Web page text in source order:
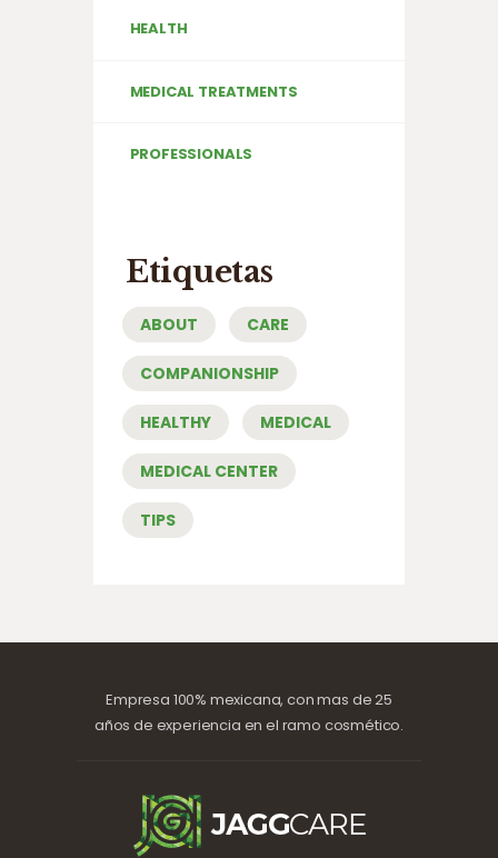
HEALTH
MEDICAL TREATMENTS
PROFESSIONALS
Etiquetas
ABOUT CARE
COMPANIONSHIP
HEALTHY MEDICAL
MEDICAL CENTER
TIPS
Empresa 100% mexicana, con mas de 25
años de experiencia en el ramo cosmético.